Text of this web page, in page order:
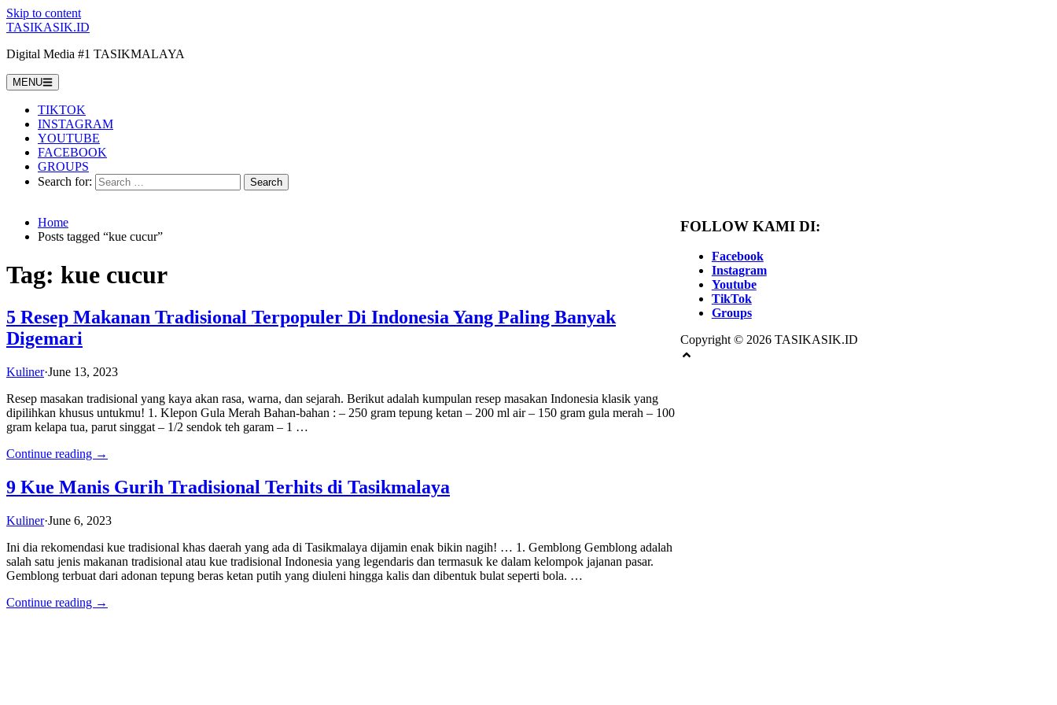
Skip to content
TASIKASIK.ID
Digital Media #1 TASIKMALAYA
MENU
TIKTOK
INSTAGRAM
YOUTUBE
FACEBOOK
GROUPS
Search for:
Home
Posts tagged “kue cucur”
Tag: kue cucur
5 Resep Makanan Tradisional Terpopuler Di Indonesia Yang Paling Banyak
Digemari
Kuliner·June 13, 2023
Resep masakan tradisional yang kaya akan rasa, warna, dan sejarah. Berikut adalah kumpulan resep masakan Indonesia klasik yang
dipilihkan khusus untukmu! 1. Klepon Gula Merah Bahan-bahan : – 250 gram tepung ketan – 200 ml air – 150 gram gula merah – 100
gram kelapa tua, parut singgat – 1/2 sendok teh garam – 1 …
Continue reading →
9 Kue Manis Gurih Tradisional Terhits di Tasikmalaya
Kuliner·June 6, 2023
Ini dia rekomendasi kue tradisional khas daerah yang ada di Tasikmalaya dijamin enak bikin nagih! … 1. Gemblong Gemblong adalah
salah satu jenis makanan tradisional atau kue tradisional Indonesia yang legendaris dan termasuk ke dalam kelompok jajanan pasar.
Gemblong terbuat dari adonan tepung beras ketan putih yang diuleni hingga kalis dan dibentuk bulat seperti bola. …
Continue reading →
FOLLOW KAMI DI:
Facebook
Instagram
Youtube
TikTok
Groups
Copyright © 2026 TASIKASIK.ID